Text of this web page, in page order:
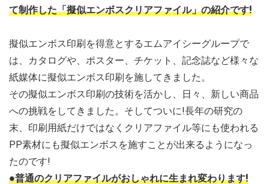
て制作した「擬似エンボスクリアファイル」の紹介です!
擬似エンボス印刷を得意とするエムアイシーグループで
は、カタログや、ポスター、チケット、記念誌など様々な
紙媒体に擬似エンボス印刷を施してきました。
その擬似エンボス印刷の技術を活かし、日々、新しい商品
への挑戦をしてきました。そしてついに!長年の研究の
末、印刷用紙だけではなくクリアファイル等にも使われる
PP素材にも擬似エンボスを施すことが出来るようになっ
たのです!
●普通のクリアファイルがおしゃれに生まれ変わります!